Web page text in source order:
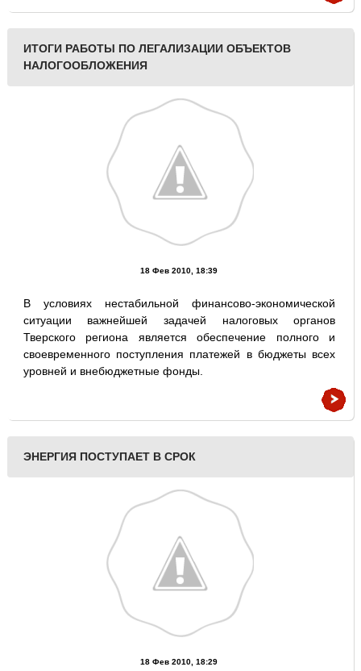
ИТОГИ РАБОТЫ ПО ЛЕГАЛИЗАЦИИ ОБЪЕКТОВ
НАЛОГООБЛОЖЕНИЯ
18 Фев 2010, 18:39
В условиях нестабильной финансово-экономической
ситуации важнейшей задачей налоговых органов
Тверского региона является обеспечение полного и
своевременного поступления платежей в бюджеты всех
уровней и внебюджетные фонды.
ЭНЕРГИЯ ПОСТУПАЕТ В СРОК
18 Фев 2010, 18:29